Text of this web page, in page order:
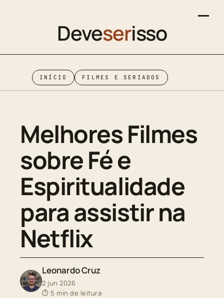
Deveserisso
INÍCIO FILMES E SERIADOS
Melhores Filmes
sobre Fé e
Espiritualidade
para assistir na
Netflix
Leonardo Cruz
2 jun 2026
⏱ 5 min de leitura